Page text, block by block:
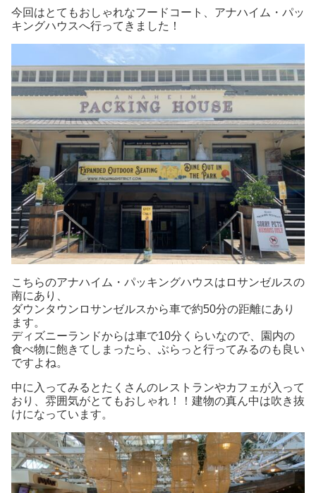
今回はとてもおしゃれなフードコート、アナハイム・パッ
キングハウスへ行ってきました！
こちらのアナハイム・パッキングハウスはロサンゼルスの
南にあり、
ダウンタウンロサンゼルスから車で約50分の距離にあり
ます。
ディズニーランドからは車で10分くらいなので、園内の
食べ物に飽きてしまったら、ぶらっと行ってみるのも良い
ですよね。
中に入ってみるとたくさんのレストランやカフェが入って
おり、雰囲気がとてもおしゃれ！！建物の真ん中は吹き抜
けになっています。